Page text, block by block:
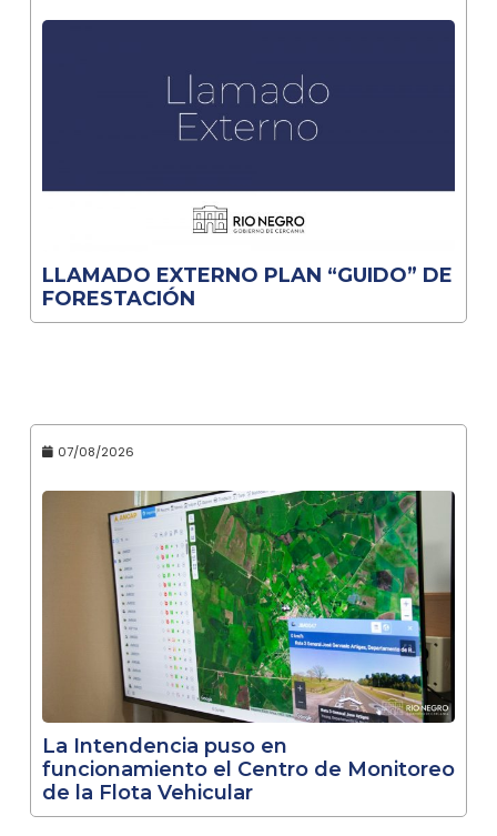
LLAMADO EXTERNO PLAN “GUIDO” DE
FORESTACIÓN
07/08/2026
La Intendencia puso en
funcionamiento el Centro de Monitoreo
de la Flota Vehicular